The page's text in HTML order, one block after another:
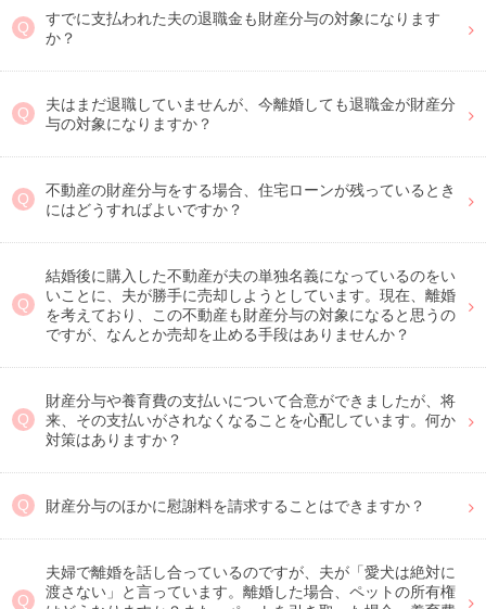
すでに支払われた夫の退職金も財産分与の対象になります
か？
夫はまだ退職していませんが、今離婚しても退職金が財産分
与の対象になりますか？
不動産の財産分与をする場合、住宅ローンが残っているとき
にはどうすればよいですか？
結婚後に購入した不動産が夫の単独名義になっているのをい
いことに、夫が勝手に売却しようとしています。現在、離婚
を考えており、この不動産も財産分与の対象になると思うの
ですが、なんとか売却を止める手段はありませんか？
財産分与や養育費の支払いについて合意ができましたが、将
来、その支払いがされなくなることを心配しています。何か
対策はありますか？
財産分与のほかに慰謝料を請求することはできますか？
夫婦で離婚を話し合っているのですが、夫が「愛犬は絶対に
渡さない」と言っています。離婚した場合、ペットの所有権